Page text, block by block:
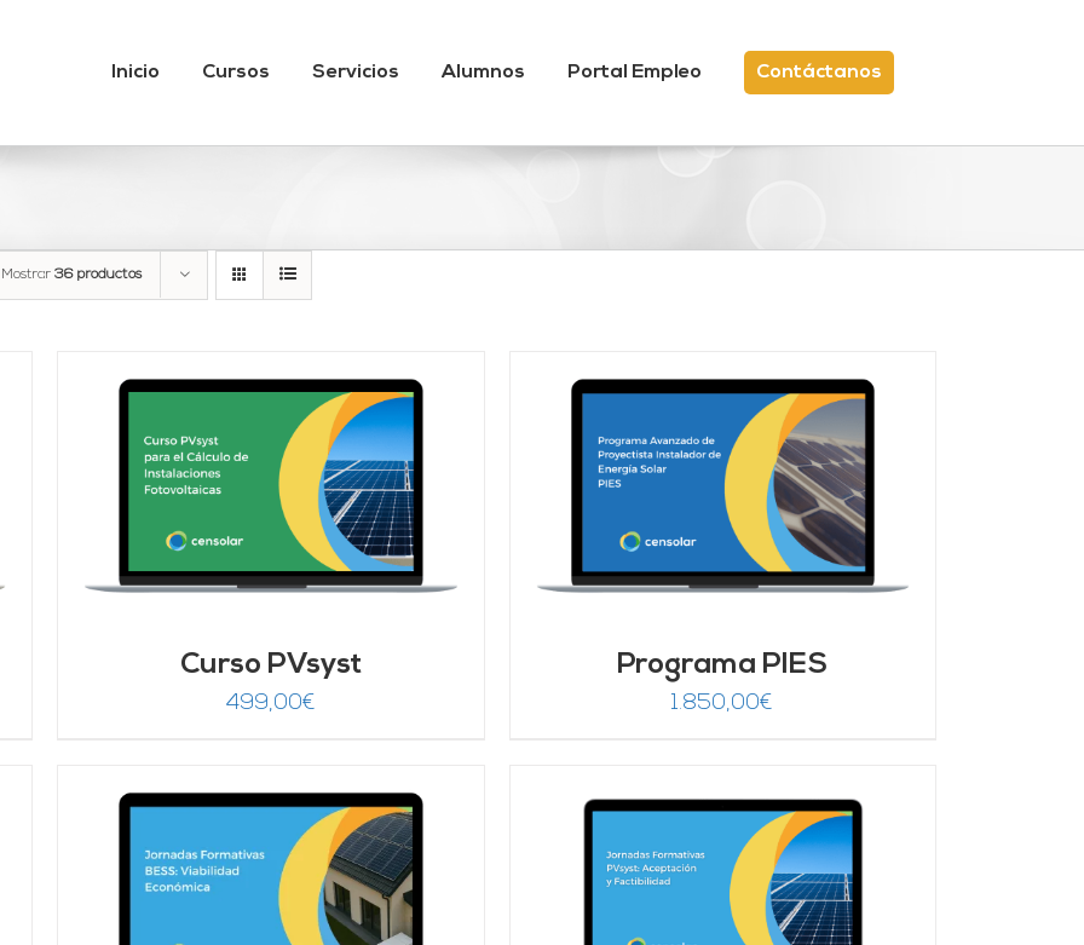
Inicio Cursos Servicios Alumnos Portal Empleo Contáctanos
Mostrar 36 productos
Curso PVsyst
499,00€
Valorado
4.95 de 5
AÑADIR AL CARRITO / DETALLES
Programa PIES
1.850,00€
AÑADIR AL CARRITO / DETALLES